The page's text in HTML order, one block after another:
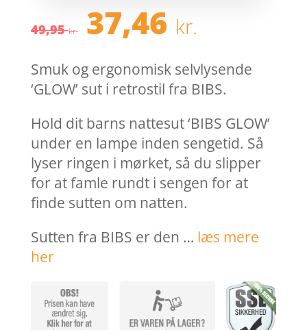
49,95kr. Den
oprindelige
var:
49,95 kr..
37,46 kr.
pris
er:
37,46
Smuk og ergonomisk selvlysende
‘GLOW’ sut i retrostil fra BIBS.
Hold dit barns nattesut ‘BIBS GLOW’
under en lampe inden sengetid. Så
lyser ringen i mørket, så du slipper
for at famle rundt i sengen for at
finde sutten om natten.
Sutten fra BIBS er den … læs mere
her